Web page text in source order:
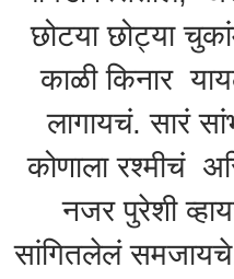
छोटया छोट्या
काळी किनार
लागायचं. सारं
कोणाला रश्मीचं
नजर पुरेशी
सांगितलेलं